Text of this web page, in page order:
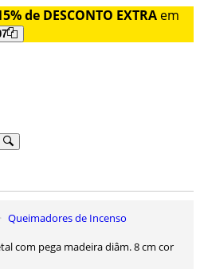
de DESCONTO EXTRA em
Queimadores de Incenso